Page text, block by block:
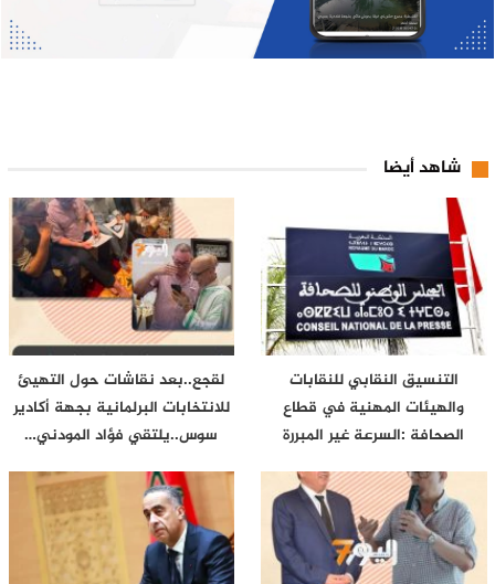
شاهد أيضا
التنسيق النقابي للنقابات
والهيئات المهنية في قطاع
الصحافة :السرعة غير المبررة
لقجع..بعد نقاشات حول التهيئ
للانتخابات البرلمانية بجهة أكادير
سوس..يلتقي فؤاد المودني…